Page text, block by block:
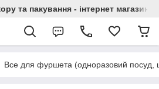
та пакування - інтернет магазин
Все для фуршета (одноразовий посуд,